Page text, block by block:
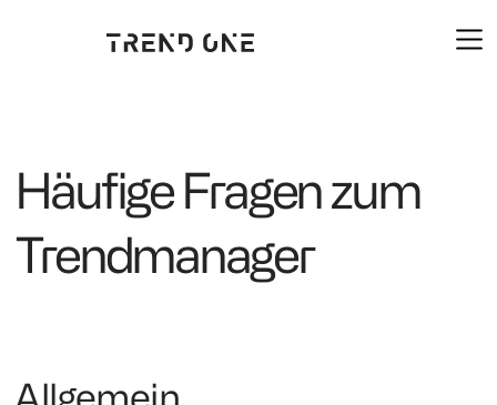
Häufige Fragen zum
Trendmanager